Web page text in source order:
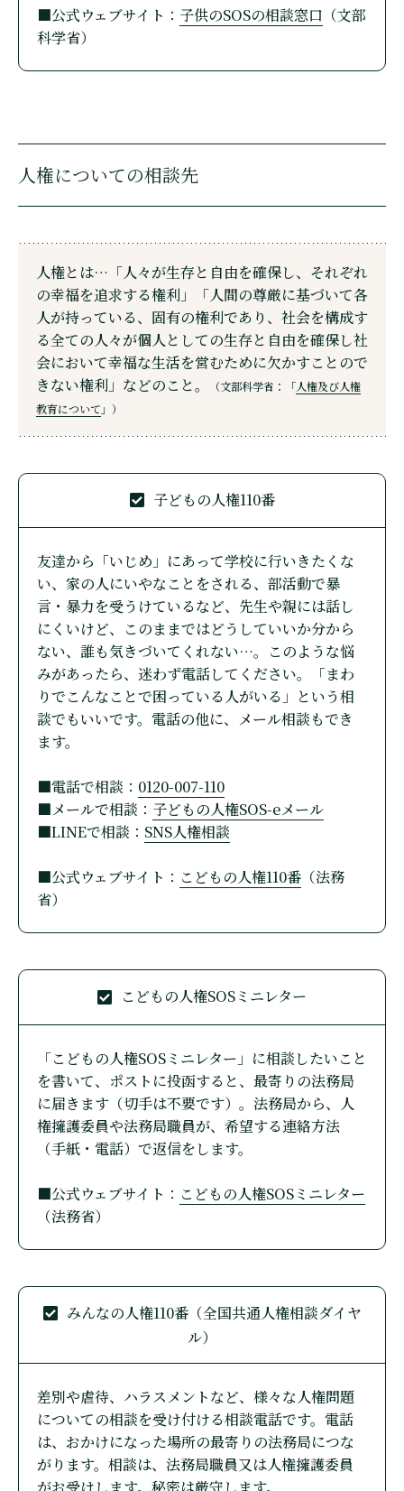
■公式ウェブサイト： 子供のSOSの相談窓口 （文部
科学省）
人権についての相談先
人権とは…「人々が生存と自由を確保し、それぞれ
の幸福を追求する権利」「人間の尊厳に基づいて各
人が持っている、固有の権利であり、社会を構成す
る全ての人々が個人としての生存と自由を確保し社
会において幸福な生活を営むために欠かすことので
きない権利」などのこと。
（文部科学省：「人権及び人権
教育について 」）
子どもの人権110番
友達から「いじめ」にあって学校に行いきたくな
い、家の人にいやなことをされる、部活動で暴
言・暴力を受うけているなど、先生や親には話し
にくいけど、このままではどうしていいか分から
ない、誰も気きづいてくれない…。このような悩
みがあったら、迷わず電話してください。「まわ
りでこんなことで困っている人がいる」という相
談でもいいです。電話の他に、メール相談もでき
ます。
■電話で相談： 0120-007-110
■メールで相談： 子どもの人権SOS-eメール
■LINEで相談： SNS人権相談
■公式ウェブサイト： こどもの人権110番 （法務
省）
こどもの人権SOSミニレター
「こどもの人権SOSミニレター」に相談したいこと
を書いて、ポストに投函すると、最寄りの法務局
に届きます（切手は不要です）。法務局から、人
権擁護委員や法務局職員が、希望する連絡方法
（手紙・電話）で返信をします。
■公式ウェブサイト： こどもの人権SOSミニレター
（法務省）
みんなの人権110番（全国共通人権相談ダイヤ
ル）
差別や虐待、ハラスメントなど、様々な人権問題
についての相談を受け付ける相談電話です。電話
は、おかけになった場所の最寄りの法務局につな
がります。相談は、法務局職員又は人権擁護委員